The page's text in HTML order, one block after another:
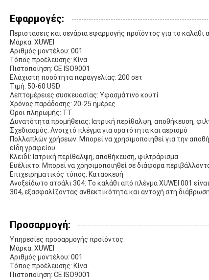
Εφαρμογές:
Περιστάσεις και σενάρια εφαρμογής προϊόντος για το καλάθι
Μάρκα: XUWEI
Αριθμός μοντέλου: 001
Τόπος προέλευσης: Κίνα
Πιστοποίηση: CE ISO9001
Ελάχιστη ποσότητα παραγγελίας: 200 σετ
Τιμή: 50-60 USD
Λεπτομέρειες συσκευασίας: Υφασμάτινο κουτί
Χρόνος παράδοσης: 20-25 ημέρες
Όροι πληρωμής: TT
Δυνατότητα προμήθειας: Ιατρική περίθαλψη, αποθήκευση,
Σχεδιασμός: Ανοιχτό πλέγμα για ορατότητα και αερισμό
Πολλαπλών χρήσεων: Μπορεί να χρησιμοποιηθεί για την
είδη γραφείου
Κλειδί: Ιατρική περίθαλψη, αποθήκευση, φιλτράρισμα
Ευέλικτο: Μπορεί να χρησιμοποιηθεί σε διάφορα
Επιχειρηματικός τύπος: Κατασκευή
Ανοξείδωτο ατσάλι 304: Το καλάθι από πλέγμα XUWEI 001
304, εξασφαλίζοντας ανθεκτικότητα και αντοχή στη
Προσαρμογή:
Υπηρεσίες προσαρμογής προϊόντος:
Μάρκα: XUWEI
Αριθμός μοντέλου: 001
Τόπος προέλευσης: Κίνα
Πιστοποίηση: CE ISO9001